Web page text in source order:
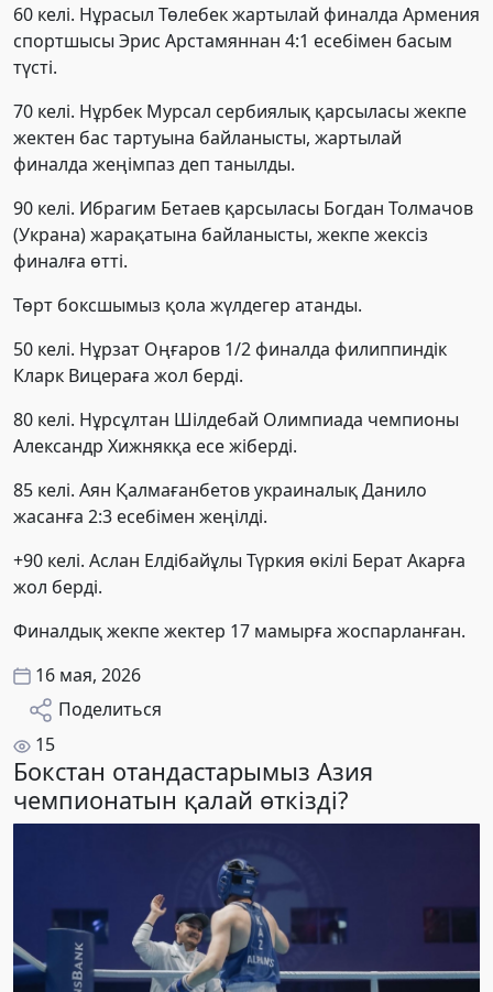
60 келі. Нұрасыл Төлебек жартылай финалда Армения
спортшысы Эрис Арстамяннан 4:1 есебімен басым
түсті.
70 келі. Нұрбек Мурсал сербиялық қарсыласы жекпе
жектен бас тартуына байланысты, жартылай
финалда жеңімпаз деп танылды.
90 келі. Ибрагим Бетаев қарсыласы Богдан Толмачов
(Украна) жарақатына байланысты, жекпе жексіз
финалға өтті.
Төрт боксшымыз қола жүлдегер атанды.
50 келі. Нұрзат Оңғаров 1/2 финалда филиппиндік
Кларк Вицераға жол берді.
80 келі. Нұрсұлтан Шілдебай Олимпиада чемпионы
Александр Хижнякқа есе жіберді.
85 келі. Аян Қалмағанбетов украиналық Данило
жасанға 2:3 есебімен жеңілді.
+90 келі. Аслан Елдібайұлы Түркия өкілі Берат Акарға
жол берді.
Финалдық жекпе жектер 17 мамырға жоспарланған.
16 мая, 2026
Поделиться
15
Бокстан отандастарымыз Азия
чемпионатын қалай өткізді?